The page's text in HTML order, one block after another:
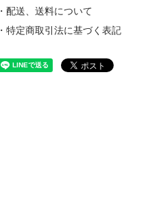
・配送、送料について
・特定商取引法に基づく表記